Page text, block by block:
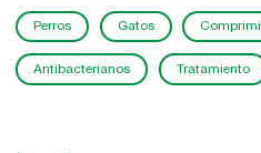
Perros Gatos
Antibacterianos Tratamiento